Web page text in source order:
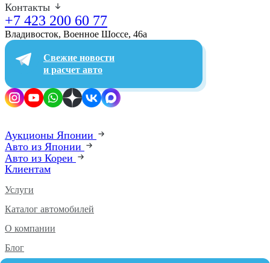
Контакты
+7 423 200 60 77
Владивосток, Военное Шоссе, 46а​
Свежие новости
и расчет авто
Аукционы Японии
Авто из Японии
Авто из Кореи
Клиентам
Услуги
Каталог автомобилей
О компании
Блог